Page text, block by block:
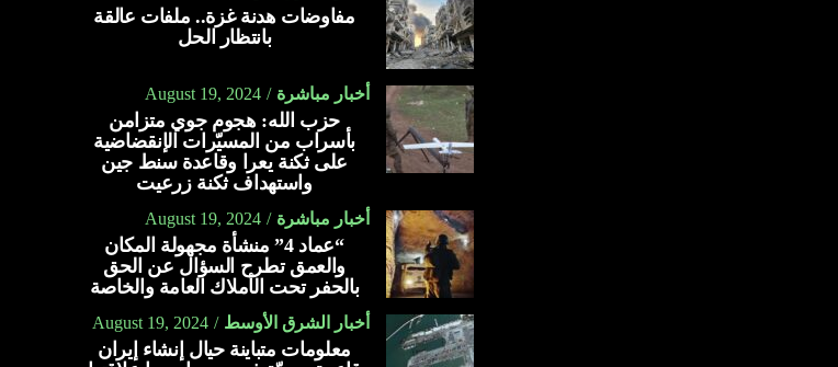
مفاوضات هدنة غزة.. ملفات عالقة
بانتظار الحل
أخبار مباشرة August 19, 2024
حزب الله: هجوم جوي متزامن
بأسراب من المسيّرات الإنقضاضية
على ثكنة يعرا وقاعدة سنط جين
واستهداف ثكنة زرعيت
أخبار مباشرة August 19, 2024
“عماد 4” منشأة مجهولة المكان
والعمق تطرح السؤال عن الحق
بالحفر تحت الأملاك العامة والخاصة
أخبار الشرق الأوسط August 19, 2024
معلومات متباينة حيال إنشاء إيران